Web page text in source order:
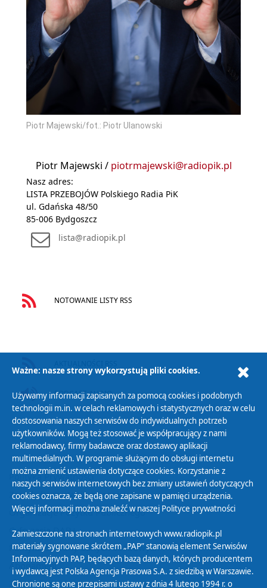
Piotr Majewski/fot.: Piotr Ulanowski
Piotr Majewski / piotrmajewski@radiopik.pl
Nasz adres:
LISTA PRZEBOJÓW Polskiego Radia PiK
ul. Gdańska 48/50
85-006 Bydgoszcz
lista@radiopik.pl
NOTOWANIE LISTY RSS
PODCAST AUDIO
Polityka Prywatności
Zasady korzystania z Serwisu
Organizacje Pożytku Publicznego
Cyfryzacja DAB+
Polityka ochrony danych osobowych
Abonament
Zamówienia publiczne
Ważne: nasze strony wykorzystują pliki cookies.
Używamy informacji zapisanych za pomocą cookies i podobnych
technologii m.in. w celach reklamowych i statystycznych oraz w celu
dostosowania naszych serwisów do indywidualnych potrzeb
użytkowników. Mogą też stosować je współpracujący z nami
reklamodawcy, firmy badawcze oraz dostawcy aplikacji
multimedialnych. W programie służącym do obsługi internetu
można zmienić ustawienia dotyczące cookies. Korzystanie z
naszych serwisów internetowych bez zmiany ustawień dotyczących
cookies oznacza, że będą one zapisane w pamięci urządzenia.
Więcej informacji można znaleźć w naszej Polityce prywatności
Zamieszczone na stronach internetowych www.radiopik.pl
materiały sygnowane skrótem „PAP” stanowią element Serwisów
Informacyjnych PAP, będących bazą danych, których producentem
i wydawcą jest Polska Agencja Prasowa S.A. z siedzibą w Warszawie.
Chronione są one przepisami ustawy z dnia 4 lutego 1994 r. o